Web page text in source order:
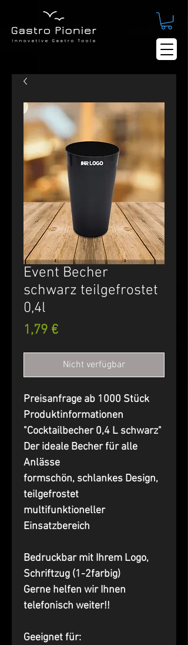
Event Becher
schwarz teilgefrostet
0,4l
1,79 €Preis
Nicht verfügbar
Preisanfrage ab 1000 Stück
Produktinformationen
"Cocktailbecher 0,4 L schwarz"
Der ideale Becher für alle
Anlässe
formschön, schlankes Design,
teilgefrostet
multifunktioneller
Einsatzbereich
Bedruckbar mit Ihrem Logo,
Schriftzug (1-2farbig)
Gerne helfen wir Ihnen
telefonisch weiter!!
Geeignet für: